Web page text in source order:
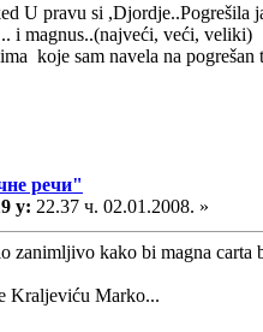
U pravu si ,Djordje..Pogrešila
i magnus..(najveći, veći, veliki)
koje sam navela na pogrešan
речи"
у: 22.37 ч. 02.01.2008. »
zanimljivo kako bi magna
Kraljeviću Marko...